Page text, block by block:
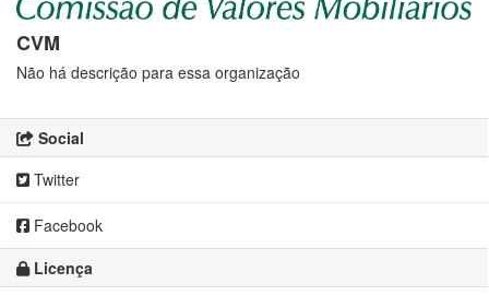
CVM
Não há descrição para essa organização
Social
Twitter
Facebook
Licença